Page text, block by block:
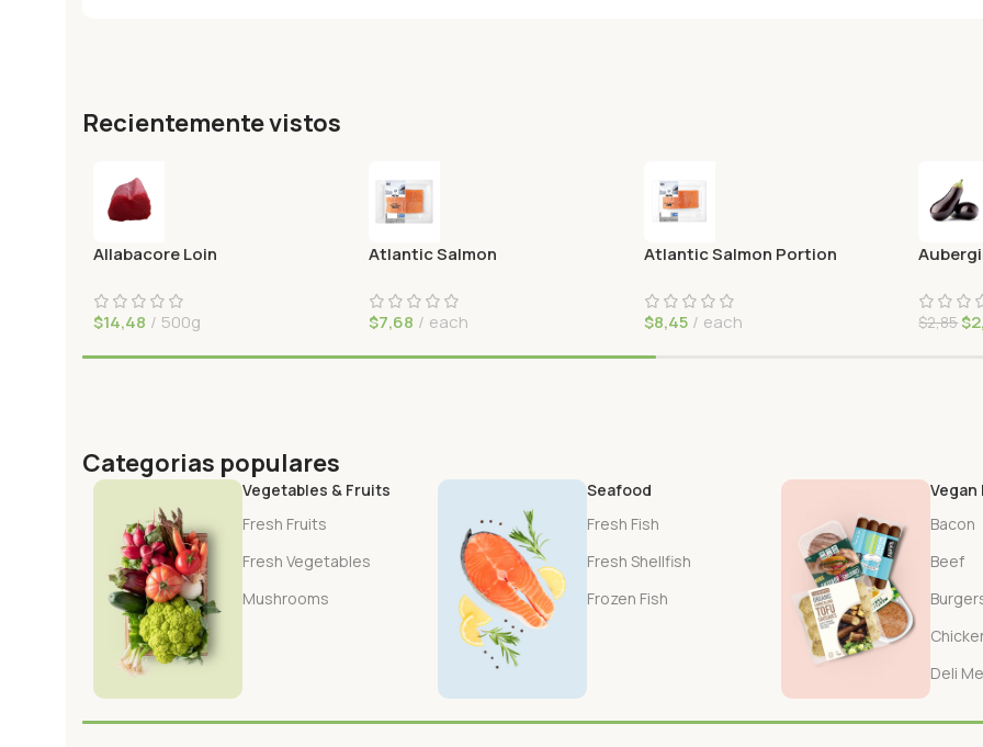
Recientemente vistos
Allabacore Loin
$14,48 500g
Atlantic Salmon
$7,68 each
Atlantic Salmon Portion
$8,45 each $2,85$
Categorias populares
Vegetables & Fruits
Fresh Fruits
Fresh Vegetables
Mushrooms
Seafood
Fresh Fish
Fresh Shellfish
Frozen Fish
Vegan
Bacon
Beef
Deli